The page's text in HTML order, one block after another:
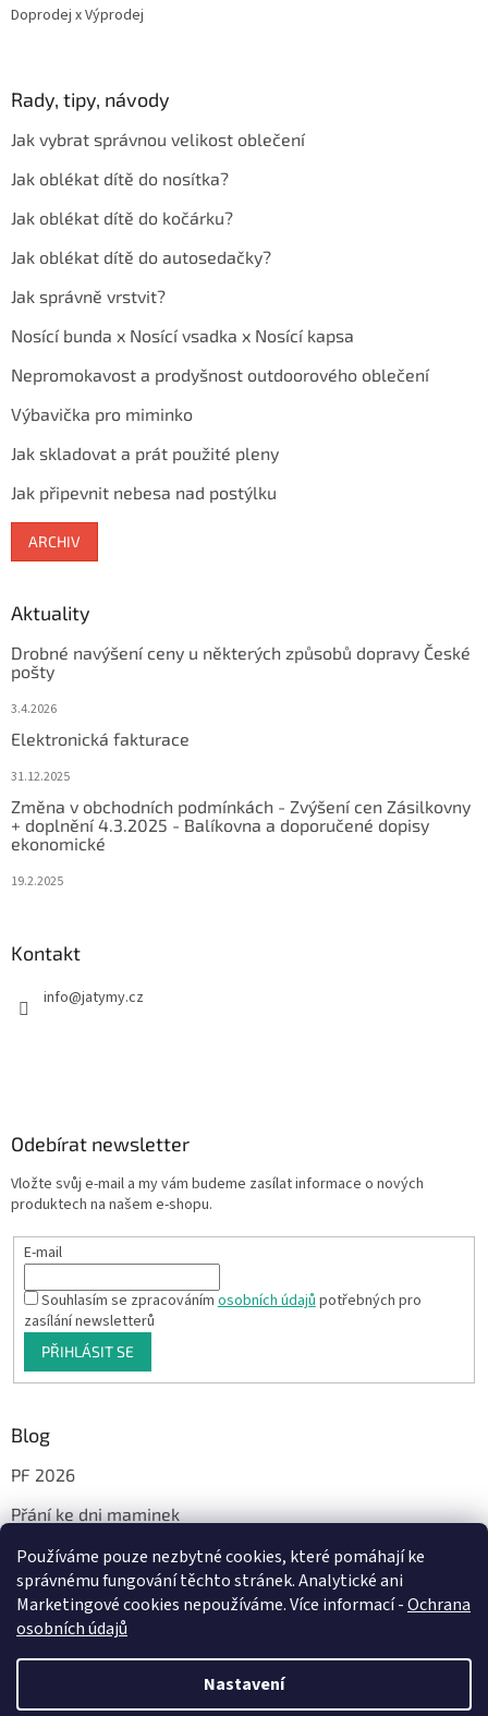
Používáme pouze nezbytné cookies, které pomáhají ke
správnému fungování těchto stránek. Analytické ani
Marketingové cookies nepoužíváme. Více informací -Ochrana
osobních údajů
Nastavení
Doprodej x Výprodej
Rady, tipy, návody
Jak vybrat správnou velikost oblečení
Jak oblékat dítě do nosítka?
Jak oblékat dítě do kočárku?
Jak oblékat dítě do autosedačky?
Jak správně vrstvit?
Nosící bunda x Nosící vsadka x Nosící kapsa
Nepromokavost a prodyšnost outdoorového oblečení
Výbavička pro miminko
Jak skladovat a prát použité pleny
Jak připevnit nebesa nad postýlku
ARCHIV
Aktuality
Drobné navýšení ceny u některých způsobů dopravy České
pošty
3.4.2026
Elektronická fakturace
31.12.2025
Změna v obchodních podmínkách - Zvýšení cen Zásilkovny
+ doplnění 4.3.2025 - Balíkovna a doporučené dopisy
ekonomické
19.2.2025
Kontakt
info@jatymy.cz
Odebírat newsletter
Vložte svůj e-mail a my vám budeme zasílat informace o nových
produktech na našem e-shopu.
E-mail
Souhlasím se zpracováním osobních údajů potřebných pro
zasílání newsletterů
PŘIHLÁSIT SE
Blog
PF 2026
Přání ke dni maminek
Facebook
Vytvořil Shoptet